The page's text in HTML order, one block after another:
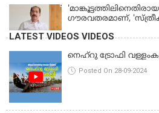
ഗൗരവതരമാണ്,
LATEST VIDEOS VIDEOS
നെഹ്‌റു ട്രോഫി
Posted On 28-09-2024